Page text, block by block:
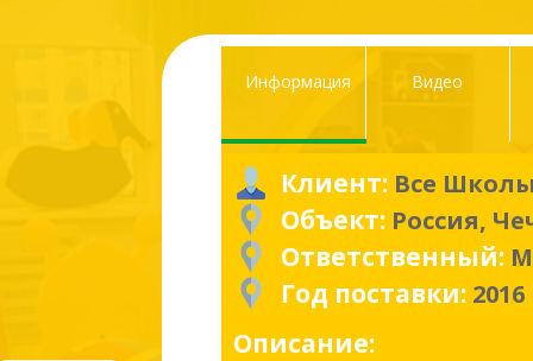
Информация Видео
Клиент: Все
Объект: Россия,
Ответственный:
Год поставки: 2016
Описание: